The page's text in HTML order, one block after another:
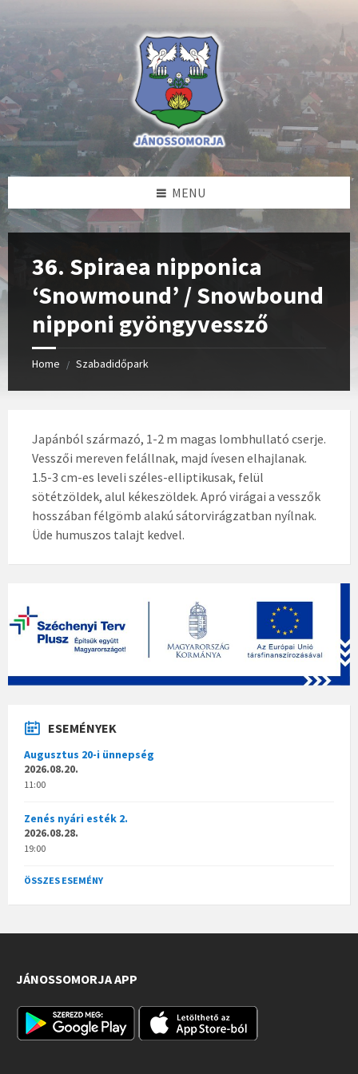
content
left
sidebar
footer
MENU
36. Spiraea nipponica
‘Snowmound’ / Snowbound
nipponi gyöngyvessző
Home / Szabadidőpark
Japánból származó, 1-2 m magas lombhullató cserje.
Vesszői mereven felállnak, majd ívesen elhajlanak.
1.5-3 cm-es leveli széles-elliptikusak, felül
sötétzöldek, alul kékeszöldek. Apró virágai a vesszők
hosszában félgömb alakú sátorvirágzatban nyílnak.
Üde humuszos talajt kedvel.
ESEMÉNYEK
Augusztus 20-i ünnepség
2026.08.20.
11:00
Zenés nyári esték 2.
2026.08.28.
19:00
ÖSSZES ESEMÉNY
JÁNOSSOMORJA APP